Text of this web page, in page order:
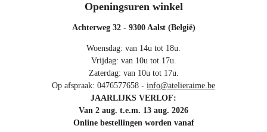
Openingsuren winkel
Achterweg 32 - 9300 Aalst (België)
Woensdag: van 14u tot 18u.
Vrijdag: van 10u tot 17u.
Zaterdag: van 10u tot 17u.
Op afspraak: 0476577658 - info@atelieraime.be
JAARLIJKS VERLOF:
Van 2 aug. t.e.m. 13 aug. 2026
Online bestellingen worden vanaf